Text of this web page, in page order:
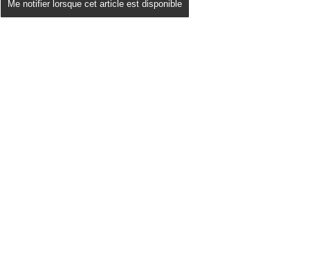
Me notifier lorsque cet article est disponible